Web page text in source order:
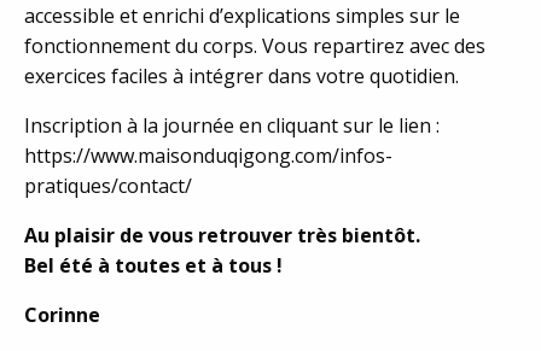
accessible et enrichi d’explications simples sur le
fonctionnement du corps. Vous repartirez avec des
exercices faciles à intégrer dans votre quotidien.
Inscription à la journée en cliquant sur le lien :
https://www.maisonduqigong.com/infos-
pratiques/contact/
Au plaisir de vous retrouver très bientôt.
Bel été à toutes et à tous !
Corinne